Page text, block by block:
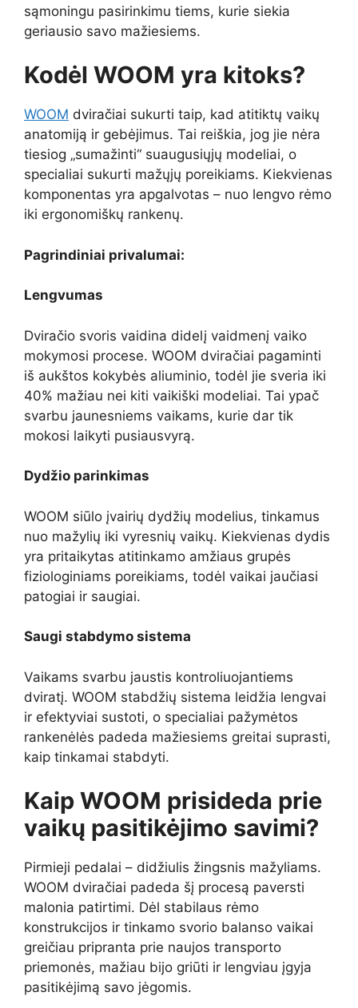
sąmoningu pasirinkimu tiems, kurie siekia
geriausio savo mažiesiems.
Kodėl WOOM yra kitoks?
WOOM dviračiai sukurti taip, kad atitiktų vaikų
anatomiją ir gebėjimus. Tai reiškia, jog jie nėra
tiesiog „sumažinti“ suaugusiųjų modeliai, o
specialiai sukurti mažųjų poreikiams. Kiekvienas
komponentas yra apgalvotas – nuo lengvo rėmo
iki ergonomiškų rankenų.
Pagrindiniai privalumai:
Lengvumas
Dviračio svoris vaidina didelį vaidmenį vaiko
mokymosi procese. WOOM dviračiai pagaminti
iš aukštos kokybės aliuminio, todėl jie sveria iki
40% mažiau nei kiti vaikiški modeliai. Tai ypač
svarbu jaunesniems vaikams, kurie dar tik
mokosi laikyti pusiausvyrą.
Dydžio parinkimas
WOOM siūlo įvairių dydžių modelius, tinkamus
nuo mažylių iki vyresnių vaikų. Kiekvienas dydis
yra pritaikytas atitinkamo amžiaus grupės
fiziologiniams poreikiams, todėl vaikai jaučiasi
patogiai ir saugiai.
Saugi stabdymo sistema
Vaikams svarbu jaustis kontroliuojantiems
dviratį. WOOM stabdžių sistema leidžia lengvai
ir efektyviai sustoti, o specialiai pažymėtos
rankenėlės padeda mažiesiems greitai suprasti,
kaip tinkamai stabdyti.
Kaip WOOM prisideda prie
vaikų pasitikėjimo savimi?
Pirmieji pedalai – didžiulis žingsnis mažyliams.
WOOM dviračiai padeda šį procesą paversti
malonia patirtimi. Dėl stabilaus rėmo
konstrukcijos ir tinkamo svorio balanso vaikai
greičiau pripranta prie naujos transporto
priemonės, mažiau bijo griūti ir lengviau įgyja
pasitikėjimą savo jėgomis.